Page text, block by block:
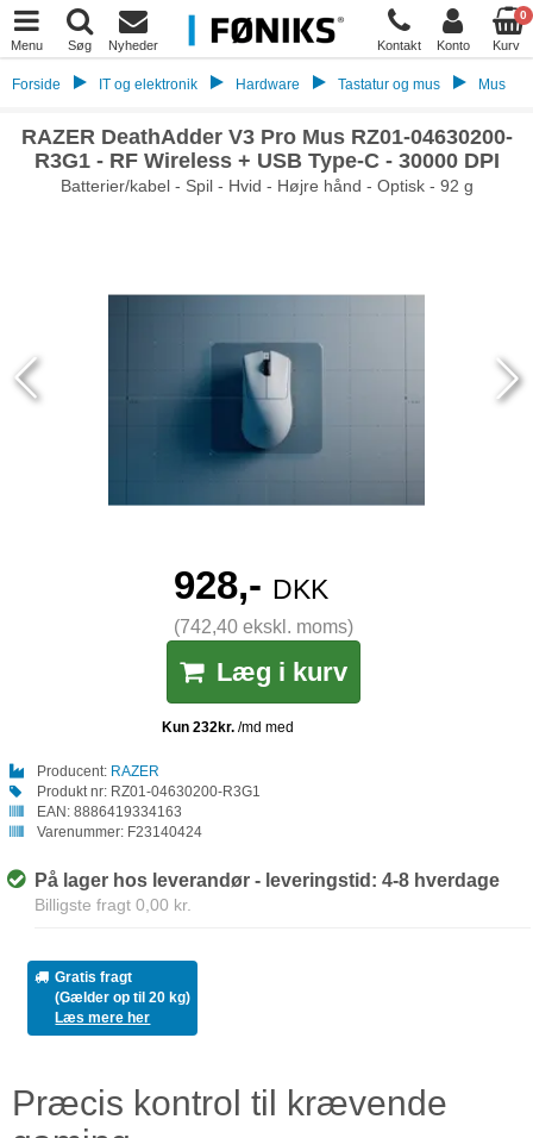
Menu Søg Nyheder Kontakt Konto
0
Kurv
Forside IT og elektronik Hardware Tastatur og mus Mus
RAZER DeathAdder V3 Pro Mus RZ01-04630200-
R3G1 - RF Wireless + USB Type-C - 30000 DPI
Batterier/kabel - Spil - Hvid - Højre hånd - Optisk - 92 g
928,- DKK
(742,40 ekskl. moms)
Læg i kurv
Producent: RAZER
Produkt nr: RZ01-04630200-R3G1
EAN: 8886419334163
Varenummer: F23140424
På lager hos leverandør - leveringstid: 4-8 hverdage
Billigste fragt 0,00 kr.
Gratis fragt
(Gælder op til 20 kg)
Læs mere her
Præcis kontrol til krævende